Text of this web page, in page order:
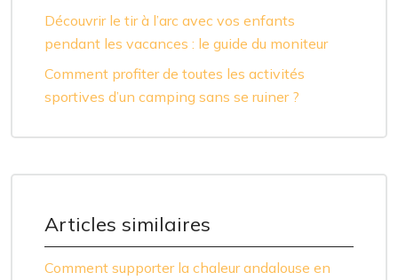
Découvrir le tir à l’arc avec vos enfants
pendant les vacances : le guide du moniteur
Comment profiter de toutes les activités
sportives d’un camping sans se ruiner ?
Articles similaires
Comment supporter la chaleur andalouse en